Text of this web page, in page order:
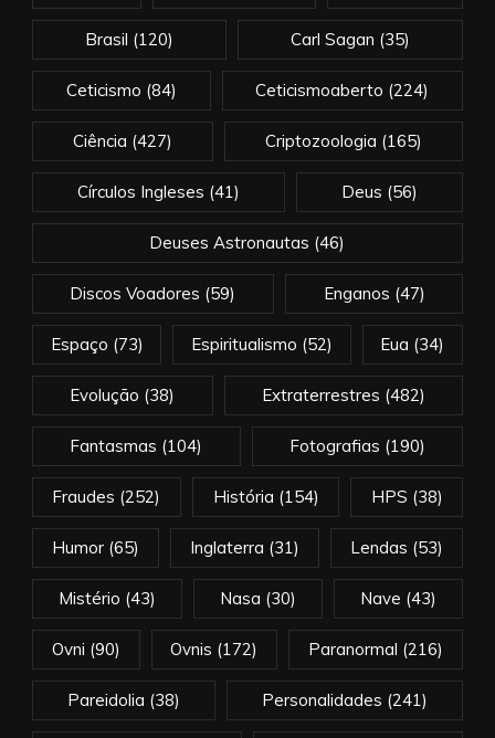
Brasil (120) Carl Sagan (35)
Ceticismo (84) Ceticismoaberto (224)
Ciência (427) Criptozoologia (165)
Círculos Ingleses (41) Deus (56)
Deuses Astronautas (46)
Discos Voadores (59) Enganos (47)
Espaço (73) Espiritualismo (52) Eua (34)
Evolução (38) Extraterrestres (482)
Fantasmas (104) Fotografias (190)
Fraudes (252) História (154) HPS (38)
Humor(65) Inglaterra (31) Lendas (53)
Mistério (43) Nasa (30) Nave (43)
Ovni (90) Ovnis (172) Paranormal (216)
Pareidolia (38) Personalidades (241)